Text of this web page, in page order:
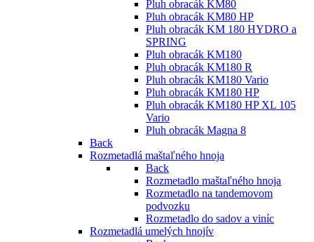
Pluh obracák KM80
Pluh obracák KM80 HP
Pluh obracák KM 180 HYDRO a
SPRING
Pluh obracák KM180
Pluh obracák KM180 R
Pluh obracák KM180 Vario
Pluh obracák KM180 HP
Pluh obracák KM180 HP XL 105
Vario
Pluh obracák Magna 8
Back
Rozmetadlá maštaľného hnoja
Back
Rozmetadlo maštaľného hnoja
Rozmetadlo na tandemovom
podvozku
Rozmetadlo do sadov a viníc
Rozmetadlá umelých hnojív